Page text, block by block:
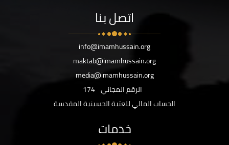
اتصل بنا
info@imamhussain.org
maktab@imamhussain.org
media@imamhussain.org
الرقم المجاني 174
الحساب المالي للعتبة الحسينية المقدسة
خدمات